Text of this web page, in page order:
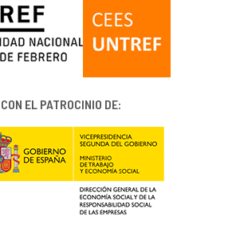
CON EL PATROCINIO DE: